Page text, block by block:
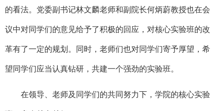
的看法。党委副书记林文麟老师和副院长何炳蔚教授也在会
议中对同学们的意见给予了积极的回应，对核心实验班的改
革有了一定的规划。同时，老师们也对同学们寄予厚望，希
望同学们应当认真钻研，共建一个强劲的实验班。
在领导、老师及同学们的共同努力下，学院的核心实验